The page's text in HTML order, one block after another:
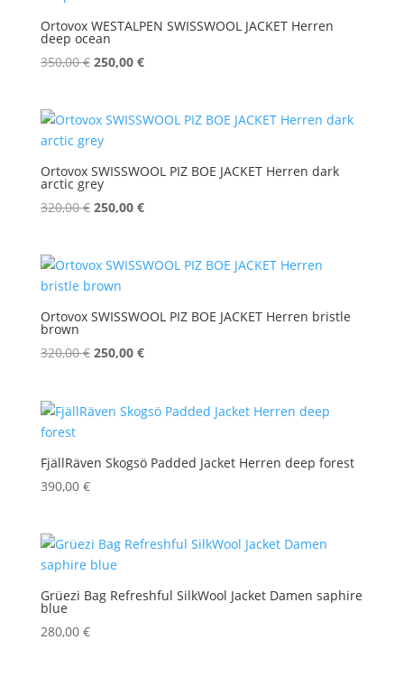
Ortovox WESTALPEN SWISSWOOL JACKET Herren
deep ocean
350,00€ Ursprünglicher
350,00 €
250,00 €Aktueller
250,00 €.
Ortovox SWISSWOOL PIZ BOE JACKET Herren dark
arctic grey
320,00€ Ursprünglicher
320,00 €
250,00 €Aktueller
250,00 €.
Ortovox SWISSWOOL PIZ BOE JACKET Herren bristle
brown
320,00€ Ursprünglicher
320,00 €
250,00 €Aktueller
250,00 €.
FjällRäven Skogsö Padded Jacket Herren deep forest
390,00 €
Grüezi Bag Refreshful SilkWool Jacket Damen saphire
blue
280,00 €